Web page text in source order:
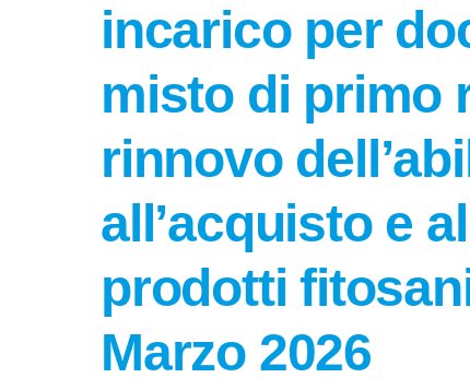
incarico per
misto di primo
rinnovo
all’acquisto e
prodotti
Marzo 2026